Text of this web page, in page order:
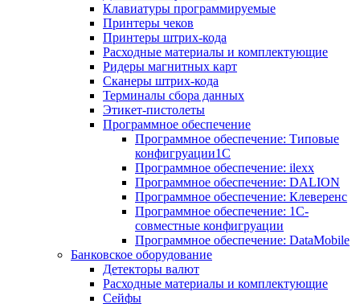
Клавиатуры программируемые
Принтеры чеков
Принтеры штрих-кода
Расходные материалы и комплектующие
Ридеры магнитных карт
Сканеры штрих-кода
Терминалы сбора данных
Этикет-пистолеты
Программное обеспечение
Программное обеспечение: Типовые
конфигруации1С
Программное обеспечение: ilexx
Программное обеспечение: DALION
Программное обеспечение: Клеверенс
Программное обеспечение: 1С-
совместные конфигруации
Программное обеспечение: DataMobile
Банковское оборудование
Детекторы валют
Расходные материалы и комплектующие
Сейфы